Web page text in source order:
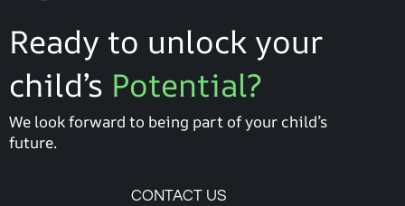
Ready to unlock your
child’s Potential?
We look forward to being part of your child’s
future.
CONTACT US